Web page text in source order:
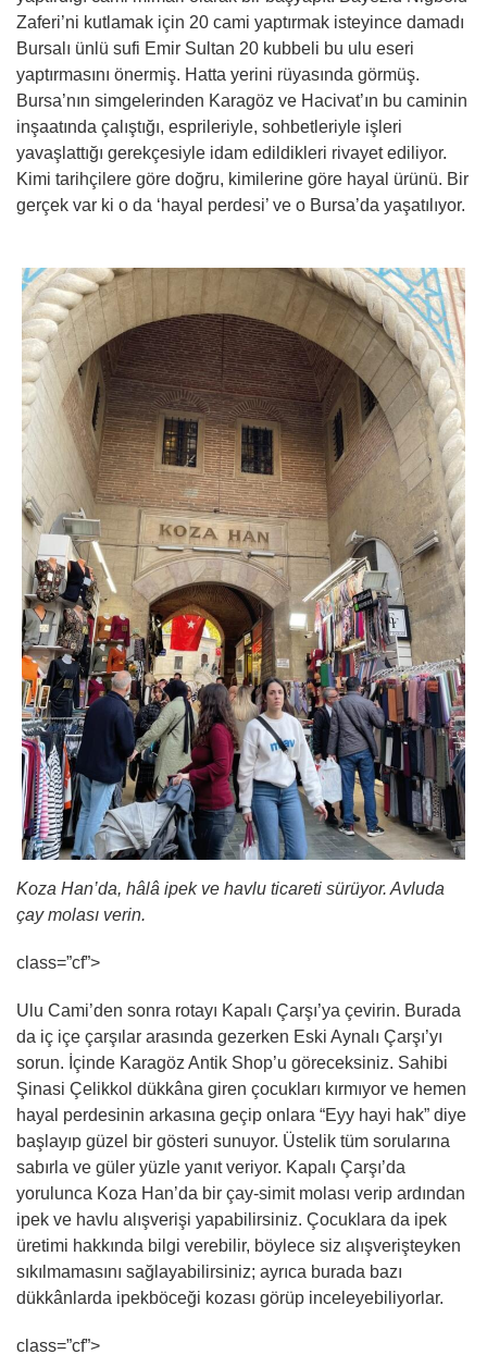
Zaferi’ni kutlamak için 20 cami yaptırmak isteyince damadı
Bursalı ünlü sufi Emir Sultan 20 kubbeli bu ulu eseri
yaptırmasını önermiş. Hatta yerini rüyasında görmüş.
Bursa’nın simgelerinden Karagöz ve Hacivat’ın bu caminin
inşaatında çalıştığı, esprileriyle, sohbetleriyle işleri
yavaşlattığı gerekçesiyle idam edildikleri rivayet ediliyor.
Kimi tarihçilere göre doğru, kimilerine göre hayal ürünü. Bir
gerçek var ki o da ‘hayal perdesi’ ve o Bursa’da yaşatılıyor.
Koza Han’da, hâlâ ipek ve havlu ticareti sürüyor. Avluda
çay molası verin.
class=”cf”>
Ulu Cami’den sonra rotayı Kapalı Çarşı’ya çevirin. Burada
da iç içe çarşılar arasında gezerken Eski Aynalı Çarşı’yı
sorun. İçinde Karagöz Antik Shop’u göreceksiniz. Sahibi
Şinasi Çelikkol dükkâna giren çocukları kırmıyor ve hemen
hayal perdesinin arkasına geçip onlara “Eyy hayi hak” diye
başlayıp güzel bir gösteri sunuyor. Üstelik tüm sorularına
sabırla ve güler yüzle yanıt veriyor. Kapalı Çarşı’da
yorulunca Koza Han’da bir çay-simit molası verip ardından
ipek ve havlu alışverişi yapabilirsiniz. Çocuklara da ipek
üretimi hakkında bilgi verebilir, böylece siz alışverişteyken
sıkılmamasını sağlayabilirsiniz; ayrıca burada bazı
dükkânlarda ipekböceği kozası görüp inceleyebiliyorlar.
class=”cf”>